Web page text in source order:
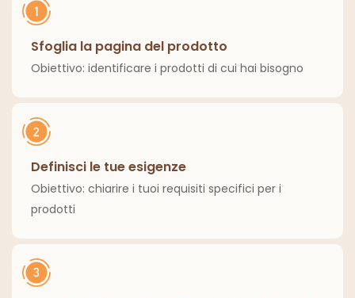
Sfoglia la pagina del prodotto
Obiettivo: identificare i prodotti di cui hai bisogno
Definisci le tue esigenze
Obiettivo: chiarire i tuoi requisiti specifici per i
prodotti